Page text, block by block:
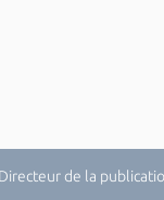
de la